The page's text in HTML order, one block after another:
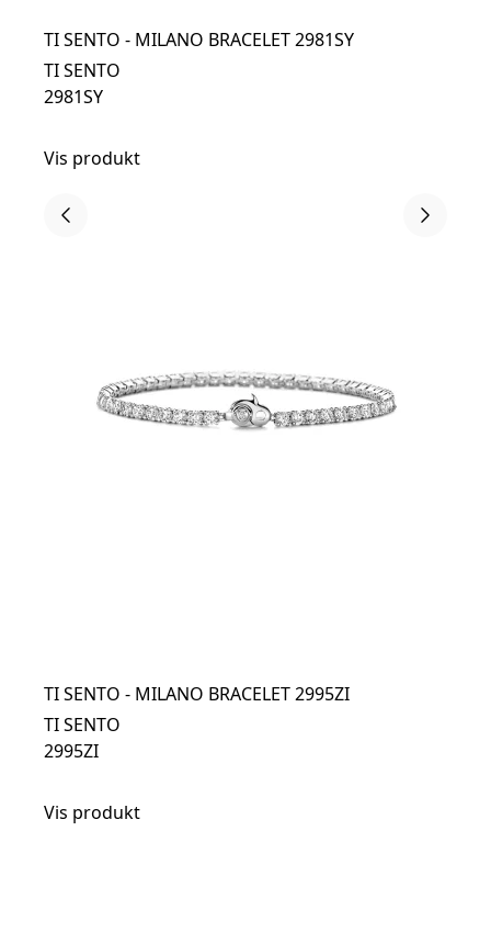
TI SENTO - MILANO BRACELET 2981SY
TI SENTO
2981SY
Vis produkt
TI SENTO - MILANO BRACELET 2995ZI
TI SENTO
2995ZI
Vis produkt